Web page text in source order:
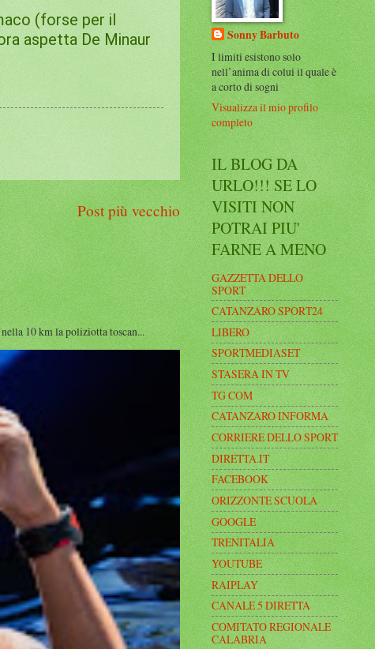
(forse per il
aspetta De Minaur
Post più vecchio
10 km la poliziotta toscan...
Sonny Barbuto
I limiti esistono solo
nell’anima di colui il quale è
a corto di sogni
Visualizza il mio profilo
completo
IL BLOG DA
URLO!!! SE LO
VISITI NON
POTRAI PIU'
FARNE A MENO
GAZZETTA DELLO
SPORT
CATANZARO SPORT24
LIBERO
SPORTMEDIASET
STASERA IN TV
TG COM
CATANZARO INFORMA
CORRIERE DELLO SPORT
DIRETTA.IT
FACEBOOK
ORIZZONTE SCUOLA
GOOGLE
TRENITALIA
YOUTUBE
RAIPLAY
CANALE 5 DIRETTA
COMITATO REGIONALE
CALABRIA